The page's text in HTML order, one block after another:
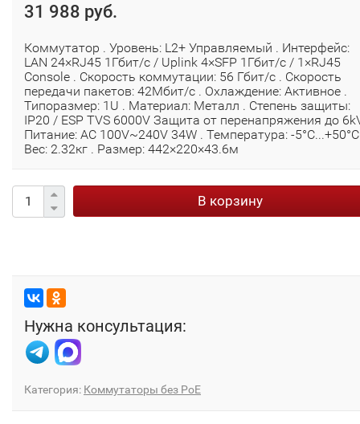
31 988 руб.
Коммутатор . Уровень: L2+ Управляемый . Интерфейс:
LAN 24×RJ45 1Гбит/с / Uplink 4×SFP 1Гбит/с / 1×RJ45
Console . Скорость коммутации: 56 Гбит/с . Скорость
передачи пакетов: 42Мбит/с . Охлаждение: Активное .
Типоразмер: 1U . Материал: Металл . Степень защиты:
IP20 / ESP TVS 6000V Защита от перенапряжения до
Питание: AC 100V~240V 34W . Температура: -
Вес: 2.32кг . Размер: 442×220×43.6м
В корзину
Нужна консультация:
Категория: Коммутаторы без PoE